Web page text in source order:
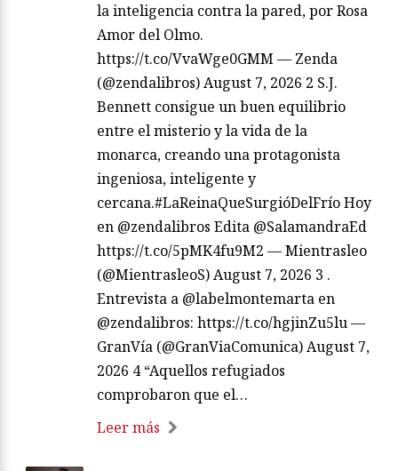
la inteligencia contra la pared, por Rosa
Amor del Olmo.
https://t.co/VvaWge0GMM — Zenda
(@zendalibros) August 7, 2026 2 S.J.
Bennett consigue un buen equilibrio
entre el misterio y la vida de la
monarca, creando una protagonista
ingeniosa, inteligente y
cercana.#LaReinaQueSurgióDelFrío Hoy
en @zendalibros Edita @SalamandraEd
https://t.co/5pMK4fu9M2 — Mientrasleo
(@MientrasleoS) August 7, 2026 3 .
Entrevista a @labelmontemarta en
@zendalibros: https://t.co/hgjinZu5lu —
GranVía (@GranViaComunica) August 7,
2026 4 “Aquellos refugiados
comprobaron que el…
Leer más